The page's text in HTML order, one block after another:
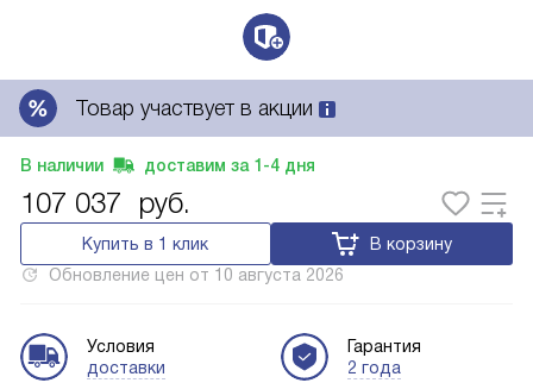
Товар участвует в акции
В наличии доставим за 1-4 дня
107 037 руб.
Купить в 1 клик
В корзину
Обновление цен от 10 августа 2026
Условия
доставки
Гарантия
2 года